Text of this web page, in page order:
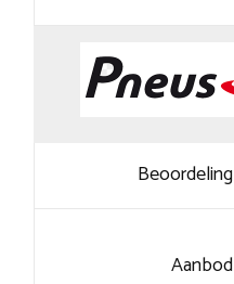
Beoordeling
Aanbod